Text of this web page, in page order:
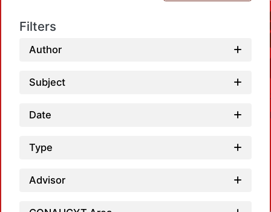
Filters
Author
Subject
Date
Type
Advisor